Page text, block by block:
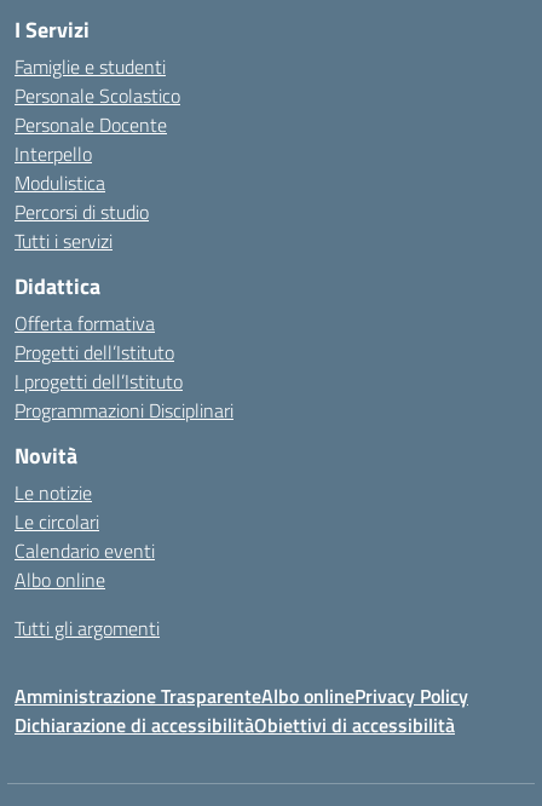
I Servizi
Famiglie e studenti
Personale Scolastico
Personale Docente
Interpello
Modulistica
Percorsi di studio
Tutti i servizi
Didattica
Offerta formativa
Progetti dell’Istituto
I progetti dell’Istituto
Programmazioni Disciplinari
Novità
Le notizie
Le circolari
Calendario eventi
Albo online
Tutti gli argomenti
Amministrazione TrasparenteAlbo onlinePrivacy Policy
Dichiarazione di accessibilitàObiettivi di accessibilità